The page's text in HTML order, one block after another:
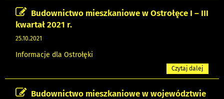
Budownictwo mieszkaniowe w Ostrołęce I – III
kwartał 2021 r.
25.10.2021
Informacje dla Ostrołęki
Czytaj dalej
Budownictwo mieszkaniowe w województwie